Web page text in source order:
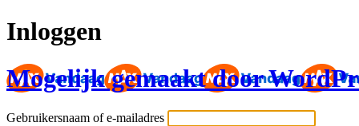
Inloggen
Mogelijk gemaakt door
Gebruikersnaam of e-mailadres